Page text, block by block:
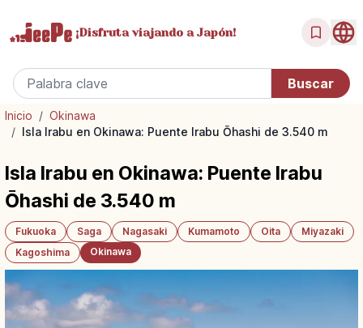
¡Disfrutaviajando a Japón!
Inicio / Okinawa
/ Isla Irabu en Okinawa: Puente Irabu Ōhashi de 3.540 m
Isla Irabu en Okinawa: Puente Irabu
Ōhashi de 3.540 m
Fukuoka Saga Nagasaki Kumamoto Oita
Miyazaki
Kagoshima
Okinawa